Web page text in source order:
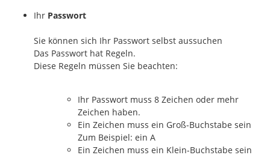
Ihr Passwort
Sie können sich Ihr Passwort selbst aussuchen
Das Passwort hat Regeln.
Diese Regeln müssen Sie beachten:
Ihr Passwort muss 8 Zeichen oder mehr
Zeichen haben.
Ein Zeichen muss ein Groß-Buchstabe sein
Zum Beispiel: ein A
Ein Zeichen muss ein Klein-Buchstabe sein